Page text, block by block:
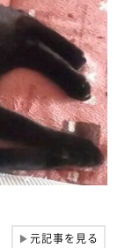
▶元記事を見る